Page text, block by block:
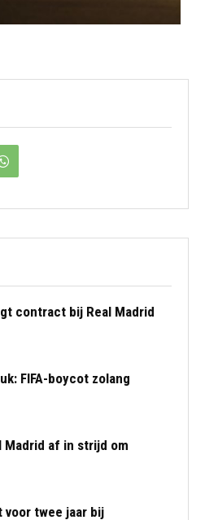
contract bij Real Madrid
FIFA-boycot zolang
Madrid af in strijd om
voor twee jaar bij